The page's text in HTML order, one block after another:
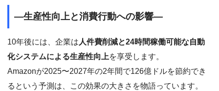
―生産性向上と消費行動への影響―
10年後には、企業は人件費削減と24時間稼働可能な自動
化システムによる生産性向上を享受します。
Amazonが2025〜2027年の2年間で126億ドルを節約でき
るという予測は、この効果の大きさを物語っています。